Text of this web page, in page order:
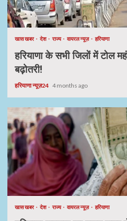
खास खबर देश राज्य वायरल न्यूज़ हरियाणा
हरियाणा के सभी जिलों में टोल
बढ़ोतरी!
हरियाणा न्यूज़24 4 months ago
खास खबर देश राज्य वायरल न्यूज़ हरियाणा